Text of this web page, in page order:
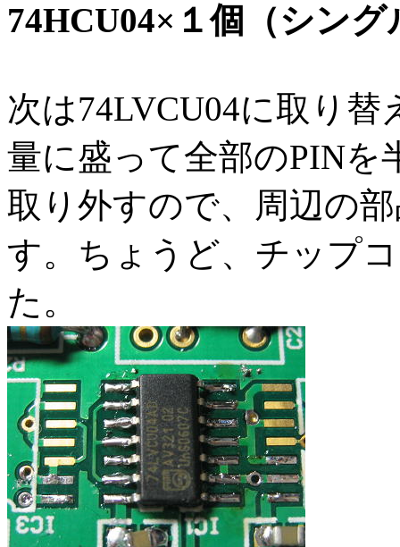
74HCU04×１個（シン
次は74LVCU04に取り
量に盛って全部のPINを
取り外すので、周辺の
す。ちょうど、チップ
た。